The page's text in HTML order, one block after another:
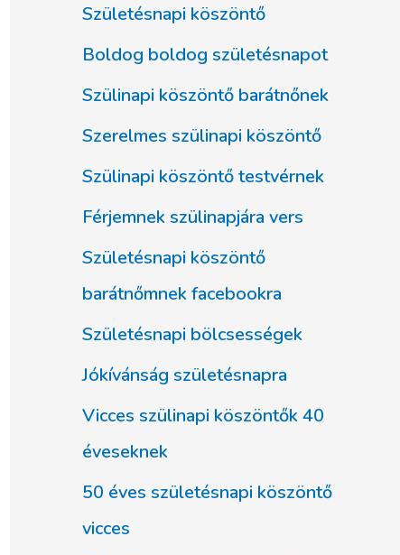
Születésnapi köszöntő
Boldog boldog születésnapot
Szülinapi köszöntő barátnőnek
Szerelmes szülinapi köszöntő
Szülinapi köszöntő testvérnek
Férjemnek szülinapjára vers
Születésnapi köszöntő
barátnőmnek facebookra
Születésnapi bölcsességek
Jókívánság születésnapra
Vicces szülinapi köszöntők 40
éveseknek
50 éves születésnapi köszöntő
vicces